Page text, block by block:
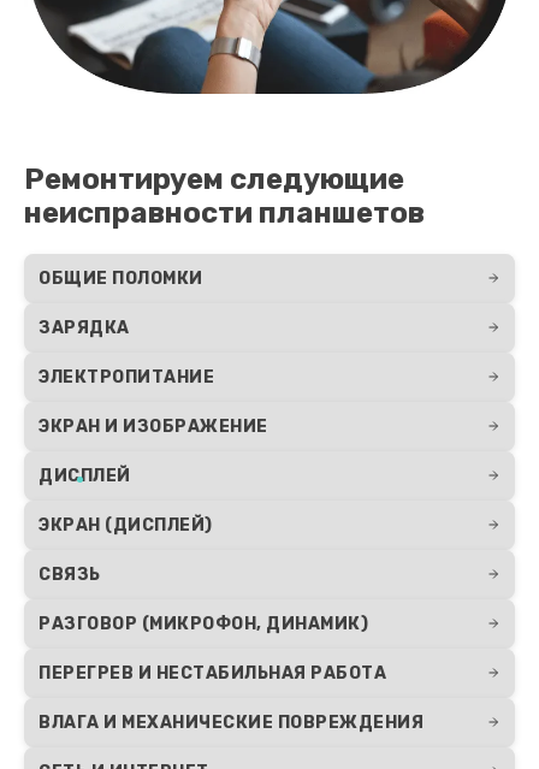
Ремонтируем следующие
неисправности планшетов
ОБЩИЕ ПОЛОМКИ
ЗАРЯДКА
ЭЛЕКТРОПИТАНИЕ
ЭКРАН И ИЗОБРАЖЕНИЕ
ДИСПЛЕЙ
ЭКРАН (ДИСПЛЕЙ)
СВЯЗЬ
РАЗГОВОР (МИКРОФОН, ДИНАМИК)
ПЕРЕГРЕВ И НЕСТАБИЛЬНАЯ РАБОТА
ВЛАГА И МЕХАНИЧЕСКИЕ ПОВРЕЖДЕНИЯ